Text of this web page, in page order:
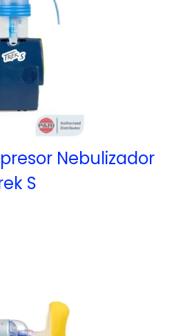
Nebulizador
S